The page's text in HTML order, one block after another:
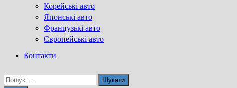
Корейські авто
Японські авто
Французькі авто
Європейські авто
Контакти
Пошук: